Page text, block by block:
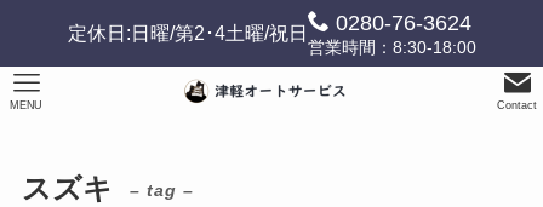
定休日:日曜/第2･4土曜/祝日 0280-76-3624
営業時間：8:30-18:00
Contact
MENU
スズキ – tag –